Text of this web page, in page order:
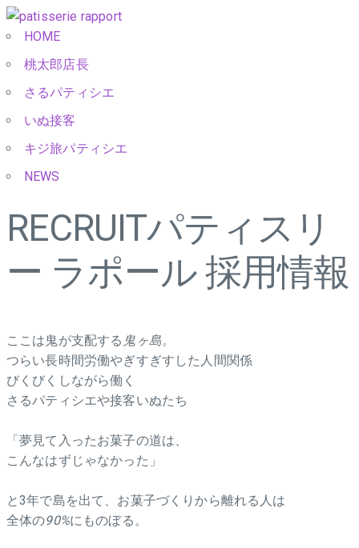
HOME
桃太郎店長
さるパティシエ
いぬ接客
キジ旅パティシエ
NEWS
RECRUITパティスリ
ー ラポール 採用情報
ここは鬼が支配する 鬼ヶ島。
つらい長時間労働やぎすぎすした人間関係
びくびくしながら働く
さるパティシエや接客いぬたち
「夢見て入ったお菓子の道は、
こんなはずじゃなかった」
と3年で島を出て、お菓子づくりから離れる人は
全体の90%にものぼる。